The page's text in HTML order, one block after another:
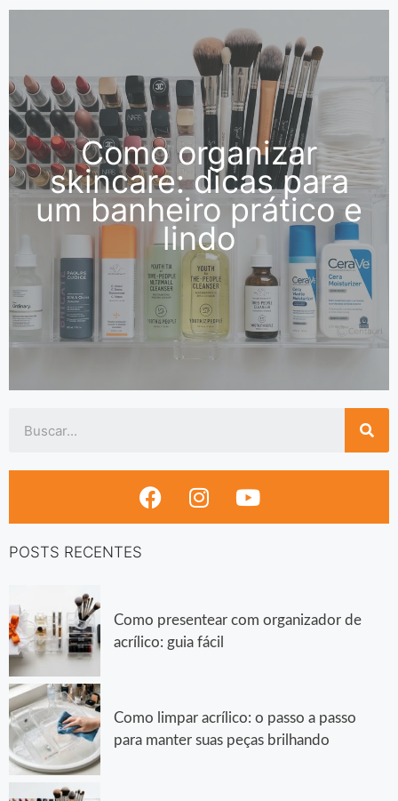
Como organizar
skincare: dicas para
um banheiro prático e
lindo
POSTS RECENTES
Como presentear com organizador de
acrílico: guia fácil
Como limpar acrílico: o passo a passo
para manter suas peças brilhando